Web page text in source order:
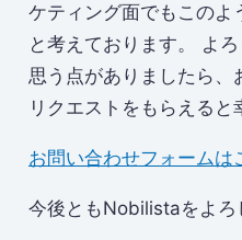
ケティング面でもこのよ
と考えております。 よ
思う点がありましたら、
リクエストをもらえると
お問い合わせフォームは
今後ともNobilistaをよろ